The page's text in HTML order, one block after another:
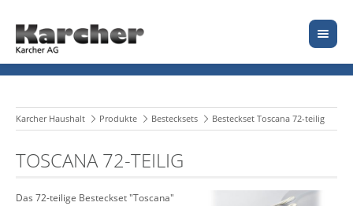
Karcher Haushalt Produkte Bestecksets Besteckset Toscana 72-teilig
TOSCANA 72-TEILIG
Das 72-teilige Besteckset "Toscana"